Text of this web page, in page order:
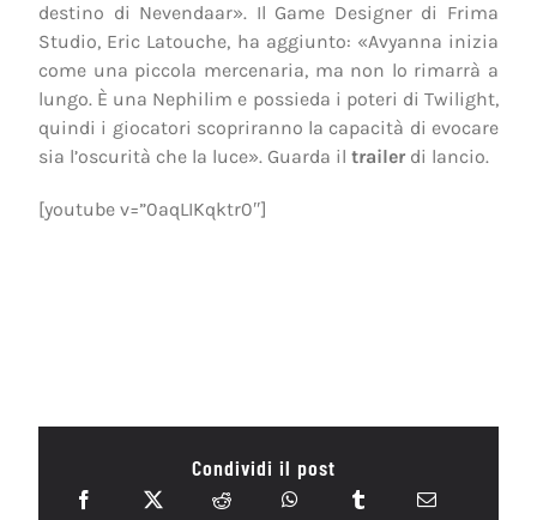
destino di Nevendaar». Il Game Designer di Frima
Studio, Eric Latouche, ha aggiunto: «Avyanna inizia
come una piccola mercenaria, ma non lo rimarrà a
lungo. È una Nephilim e possieda i poteri di Twilight,
quindi i giocatori scopriranno la capacità di evocare
sia l’oscurità che la luce». Guarda il trailer di lancio.
[youtube v=”0aqLIKqktr0″]
Condividi il post